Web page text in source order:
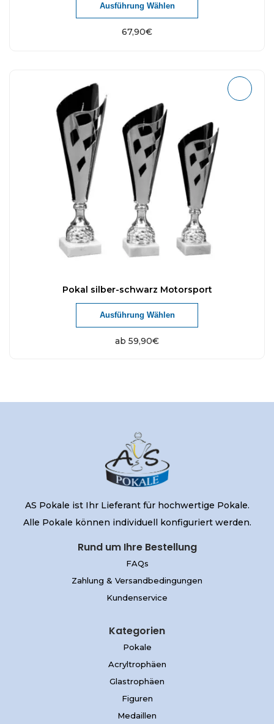
67,90€
Ausführung Wählen
Pokal silber-schwarz Motorsport
ab 59,90€
Ausführung Wählen
AS Pokale ist Ihr Lieferant für hochwertige Pokale.
Alle Pokale können individuell konfiguriert werden.
Rund um Ihre Bestellung
FAQs
Zahlung & Versandbedingungen
Kundenservice
Kategorien
Pokale
Acryltrophäen
Glastrophäen
Figuren
Medaillen